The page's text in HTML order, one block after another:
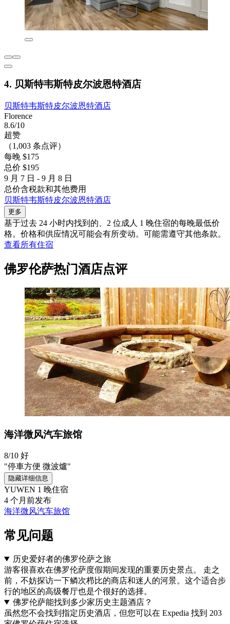
4. 贝斯特韦斯特皮尔波恩特酒店
贝斯特韦斯特皮尔波恩特酒店
Florence
8.6/10
超赞
（1,003 条点评）
每晚 $175
总价 $195
9 月 7 日 - 9 月 8 日
总价含税款和其他费用
贝斯特韦斯特皮尔波恩特酒店
更多
基于过去 24 小时内找到的、2 位成人 1 晚住宿的每晚最低价
格。价格和供应情况可能会有所变动。可能需遵守其他条款。
查看所有住宿
佛罗伦萨热门酒店点评
海洋微风汽车旅馆
8/10 好
"停車方便 微波爐"
隐藏详细信息
YUWEN 1 晚住宿
4 个月前发布
海洋微风汽车旅馆
常见问题
历史爱好者的佛罗伦萨之旅
游客很喜欢在佛罗伦萨度假期间发现的重要历史景点。 走之
前，不妨探访一下鳞次栉比的商店和迷人的河景。这个适合步
行的地区的高级餐厅也是个很好的选择。
佛罗伦萨能找到多少家历史主题酒店？
虽然您不会找到指定历史酒店，但您可以在 Expedia 找到 203